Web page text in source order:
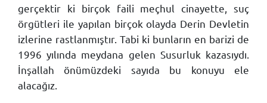
gerçektir ki birçok faili meçhul cinayette, suç
örgütleri ile yapılan birçok olayda Derin Devletin
izlerine rastlanmıştır. Tabi ki bunların en barizi de
1996 yılında meydana gelen Susurluk kazasıydı.
İnşallah önümüzdeki sayıda bu konuyu ele
alacağız.